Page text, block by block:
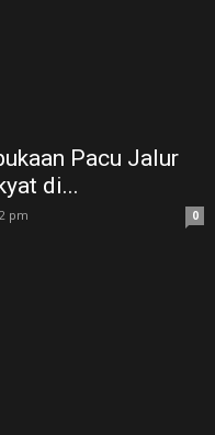
Pacu Jalur
di...
pm 0